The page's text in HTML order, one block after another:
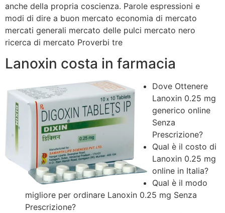
anche della propria coscienza. Parole espressioni e
modi di dire a buon mercato economia di mercato
mercati generali mercato delle pulci mercato nero
ricerca di mercato Proverbi tre
Lanoxin costa in farmacia
Dove Ottenere
Lanoxin 0.25 mg
generico online
Senza
Prescrizione?
Qual è il costo di
Lanoxin 0.25 mg
online in Italia?
Qual è il modo
migliore per ordinare Lanoxin 0.25 mg Senza
Prescrizione?